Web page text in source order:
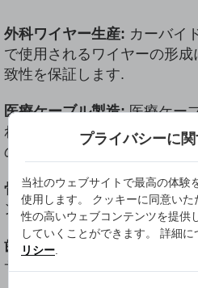
外科ワイヤー生産: カーバイ
で使用されるワイヤーの形
致性を保証します.
医療ケーブル製造:医療ケー
れらのダイは,医療機器や診
の形成に貢献します.
骨科インプラント部品:カー
ンプラント用のワイヤーの
歯科機器製造:
サンに使用されるカーバイ
プライバシーに
当社のウェブサイトで最高の体験
使用します。 クッキーに同意い
性の高いウェブコンテンツを提供
していくことができます。 詳細に
リシー